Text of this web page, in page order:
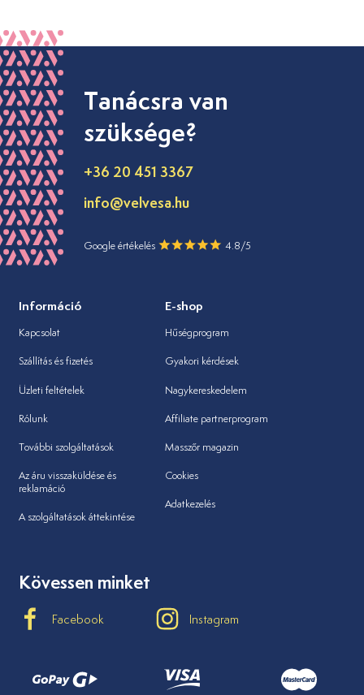
Tanácsra van
szüksége?
+36 20 451 3367
info@velvesa.hu
Google értékelés 4.8/5
Információ
Kapcsolat
Szállítás és fizetés
Üzleti feltételek
Rólunk
További szolgáltatások
Az áru visszaküldése és
reklamáció
A szolgáltatások áttekintése
E-shop
Hűségprogram
Gyakori kérdések
Nagykereskedelem
Affiliate partnerprogram
Masszőr magazin
Cookies
Adatkezelés
Kövessen minket
Facebook Instagram